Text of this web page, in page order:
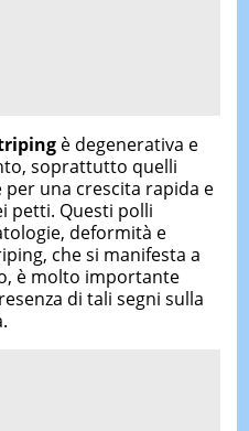
è degenerativa e
soprattutto quelli
una crescita rapida e
petti. Questi polli
deformità e
che si manifesta a
è molto importante
di tali segni sulla